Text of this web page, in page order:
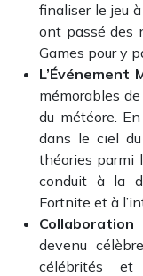
finaliser le jeu
ont passé des
Games pour y
L’Événement
mémorables
du météore.
dans le ciel
théories parmi
conduit à la
Fortnite et à
devenu
célébrités et